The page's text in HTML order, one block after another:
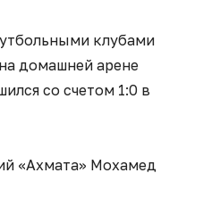
клубами
домашней арене
со счетом 1:0 в
«Ахмата» Мохамед